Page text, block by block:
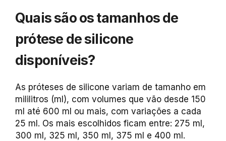
Quais são os tamanhos de
prótese de silicone
disponíveis?
As próteses de silicone variam de tamanho em
mililitros (ml), com volumes que vão desde 150
ml até 600 ml ou mais, com variações a cada
25 ml. Os mais escolhidos ficam entre: 275 ml,
300 ml, 325 ml, 350 ml, 375 ml e 400 ml.